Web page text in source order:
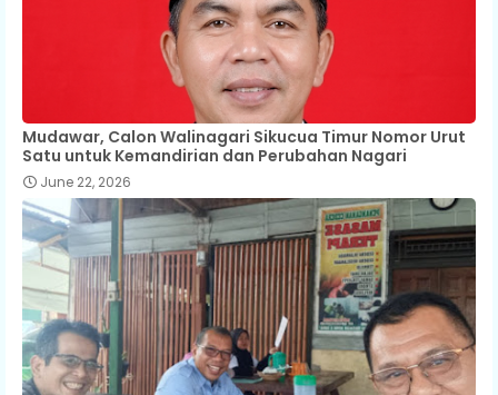
Mudawar, Calon Walinagari Sikucua Timur Nomor Urut
Satu untuk Kemandirian dan Perubahan Nagari
June 22, 2026